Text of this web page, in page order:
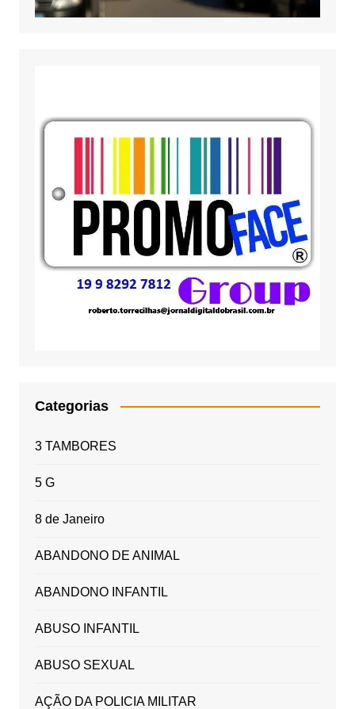
Categorias
3 TAMBORES
5 G
8 de Janeiro
ABANDONO DE ANIMAL
ABANDONO INFANTIL
ABUSO INFANTIL
ABUSO SEXUAL
AÇÃO DA POLICIA MILITAR